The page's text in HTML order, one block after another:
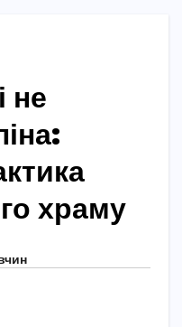
не
храму